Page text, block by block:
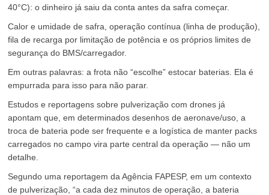
40°C): o dinheiro já saiu da conta antes da safra começar.
Calor e umidade de safra, operação contínua (linha de produção),
fila de recarga por limitação de potência e os próprios limites de
segurança do BMS/carregador.
Em outras palavras: a frota não “escolhe” estocar baterias. Ela é
empurrada para isso para não parar.
Estudos e reportagens sobre pulverização com drones já
apontam que, em determinados desenhos de aeronave/uso, a
troca de bateria pode ser frequente e a logística de manter packs
carregados no campo vira parte central da operação — não um
detalhe.
Segundo uma reportagem da Agência FAPESP, em um contexto
de pulverização, “a cada dez minutos de operação, a bateria